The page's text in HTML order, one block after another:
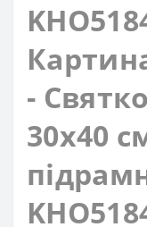
-
30x40